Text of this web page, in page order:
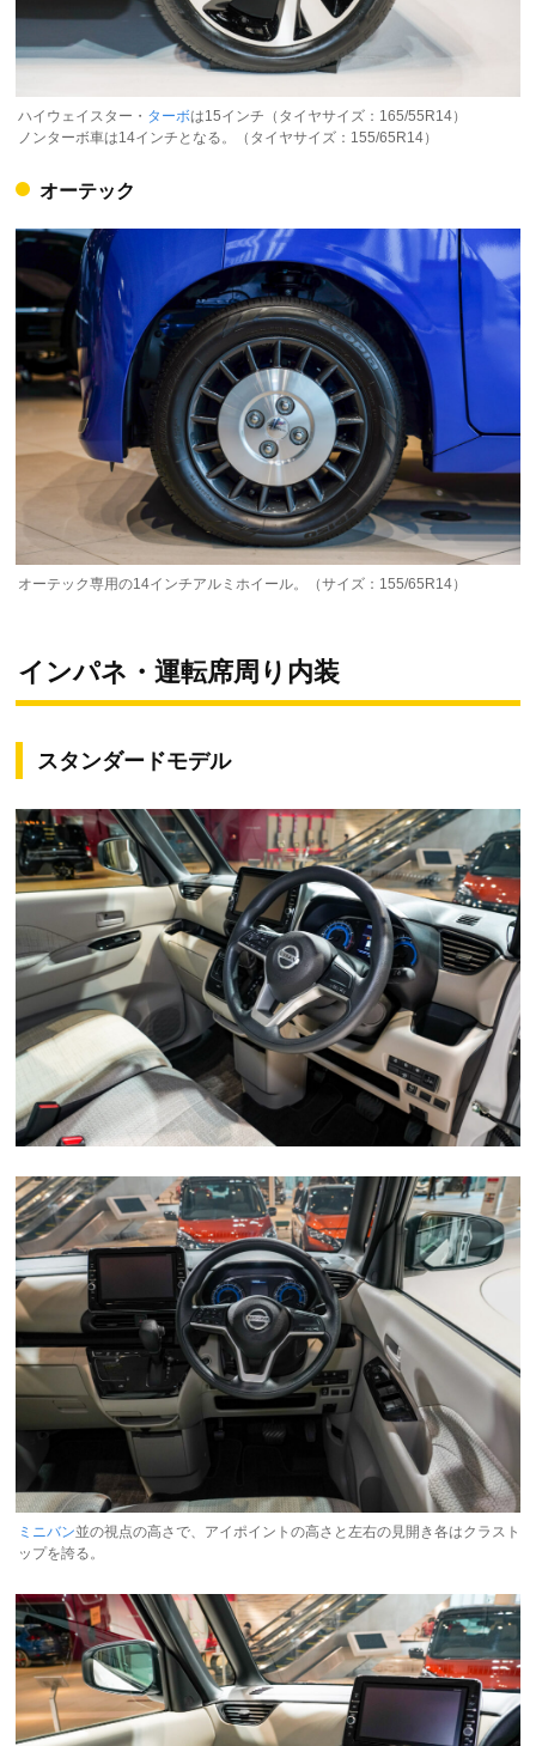
ハイウェイスター・ ターボは15インチ（タイヤサイズ：165/55R14）
ノンターボ車は14インチとなる。（タイヤサイズ：155/65R14）
オーテック
オーテック専用の14インチアルミホイール。（サイズ：155/65R14）
インパネ・運転席周り内装
スタンダードモデル
ミニバン並の視点の高さで、アイポイントの高さと左右の見開き各はクラスト
ップを誇る。